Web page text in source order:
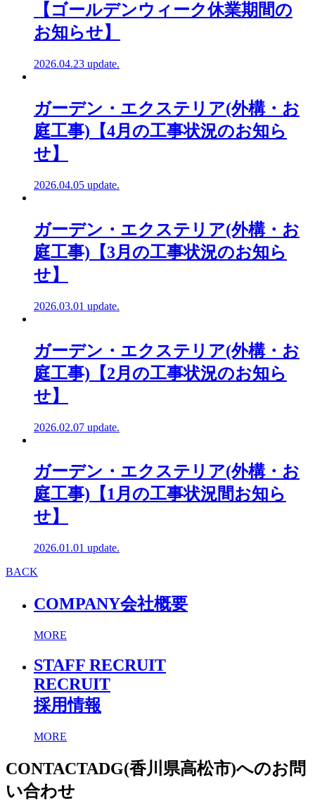
【ゴールデンウィーク休業期間の
お知らせ】
2026.04.23 update.
ガーデン・エクステリア(外構・お
庭工事)【4月の工事状況のお知ら
せ】
2026.04.05 update.
ガーデン・エクステリア(外構・お
庭工事)【3月の工事状況のお知ら
せ】
2026.03.01 update.
ガーデン・エクステリア(外構・お
庭工事)【2月の工事状況のお知ら
せ】
2026.02.07 update.
ガーデン・エクステリア(外構・お
庭工事)【1月の工事状況間お知ら
せ】
2026.01.01 update.
BACK
COMPANY会社概要
MORE
STAFF RECRUIT
RECRUIT
採用情報
MORE
CONTACTADG(香川県高松市)へのお問
い合わせ